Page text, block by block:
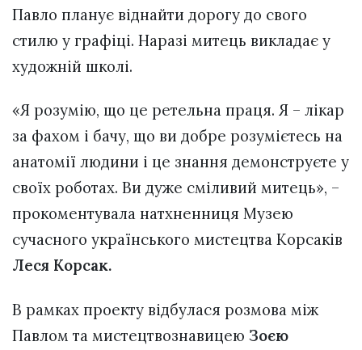
Павло планує віднайти дорогу до свого
стилю у графіці. Наразі митець викладає у
художній школі.
«Я розумію, що це ретельна праця. Я – лікар
за фахом і бачу, що ви добре розумієтесь на
анатомії людини і це знання демонструєте у
своїх роботах. Ви дуже сміливий митець», –
прокоментувала натхненниця Музею
сучасного українського мистецтва Корсаків
Леся Корсак.
В рамках проекту відбулася розмова між
Павлом та мистецтвознавицею Зоєю